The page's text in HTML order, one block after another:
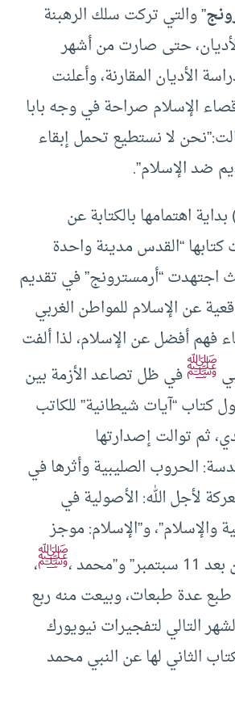
” والتي تركت سلك الرهبنة
حتى صارت من أشهر
الأديان المقارنة، وأعلنت
الإسلام صراحة في وجه بابا
لا نستطيع تحمل إبقاء
ضد الإسلام”.
العام (1996م) بداية اهتمامها بالكتابة عن
كتابها “القدس مدينة واحدة
اجتهدت “أرمسترونج” في تقديم
عن الإسلام للمواطن الغربي
فهم أفضل عن الإسلام، لذا ألفت
ﷺفي ظل تصاعد الأزمة بين
كتاب “آيات شيطانية” للكاتب
ثم توالت إصدارتها
الحروب الصليبية وأثرها في
لأجل الله: الأصولية في
والإسلام”، و”الإسلام: موجز
،
ﷺ،
عدة طبعات، وبيعت منه ربع
التالي لتفجيرات نيويورك